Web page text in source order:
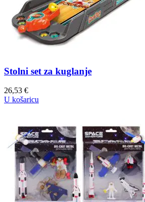
Stolni set za kuglanje
26,53 €
U košaricu